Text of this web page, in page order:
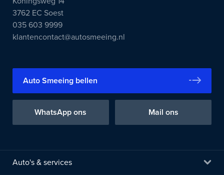
3762 EC Soest
035 603 9999
klantencontact@autosmeeing.nl
Auto Smeeing bellen
WhatsApp ons Mail ons
Auto's & services